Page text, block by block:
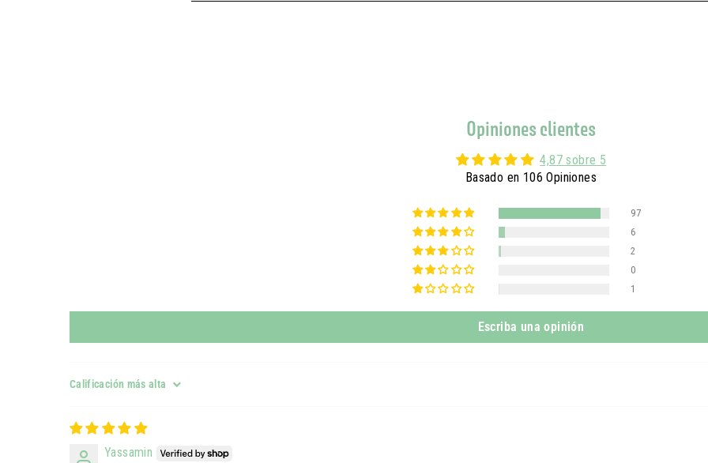
Opiniones clientes
4,87 sobre 5
Basado en 106 Opiniones
97
6
2
0
1
Escriba una opinión
Sort by
Yassamin